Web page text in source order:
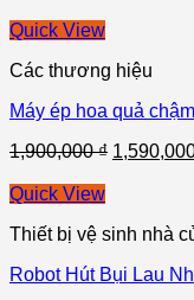
Quick View
Các thương hiệu
Máy ép hoa quả
1,900,000₫
Quick View
Thiết bị vệ sinh nhà
Robot Hút Bụi Lau